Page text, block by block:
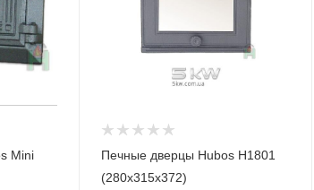
Mini
Печные дверцы Hubos Н1801
(280х315х372)